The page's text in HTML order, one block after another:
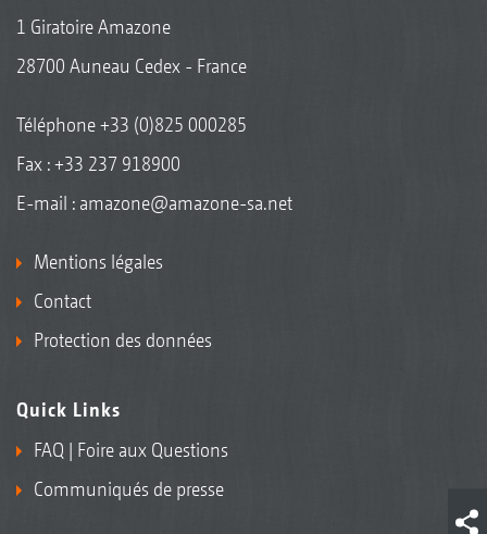
1 Giratoire Amazone
28700 Auneau Cedex - France
Téléphone+33 (0)825 000285
Fax : +33 237 918900
E-mail : amazone@amazone-sa.net
Mentions légales
Contact
Protection des données
Quick Links
FAQ | Foire aux Questions
Communiqués de presse